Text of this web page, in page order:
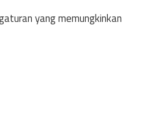
yang memungkinkan